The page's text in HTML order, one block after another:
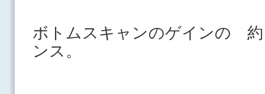
ボトムスキャンのゲインの
ンス。